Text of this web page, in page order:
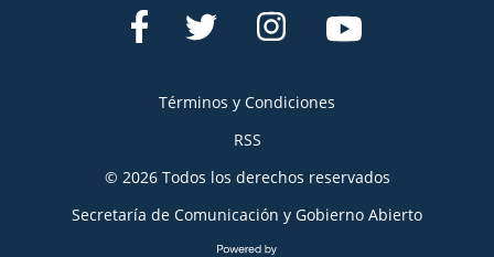
Términos y Condiciones
RSS
© 2026 Todos los derechos reservados
Secretaría de Comunicación y Gobierno Abierto